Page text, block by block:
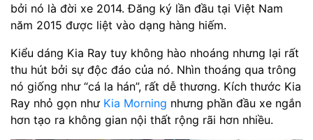
bởi nó là đời xe 2014. Đăng ký lần đầu tại Việt Nam
năm 2015 được liệt vào dạng hàng hiếm.
Kiểu dáng Kia Ray tuy không hào nhoáng nhưng lại rất
thu hút bởi sự độc đáo của nó. Nhìn thoáng qua trông
nó giống như “cá la hán”, rất dễ thương. Kích thước Kia
Ray nhỏ gọn như Kia Morning nhưng phần đầu xe ngắn
hơn tạo ra không gian nội thất rộng rãi hơn nhiều.